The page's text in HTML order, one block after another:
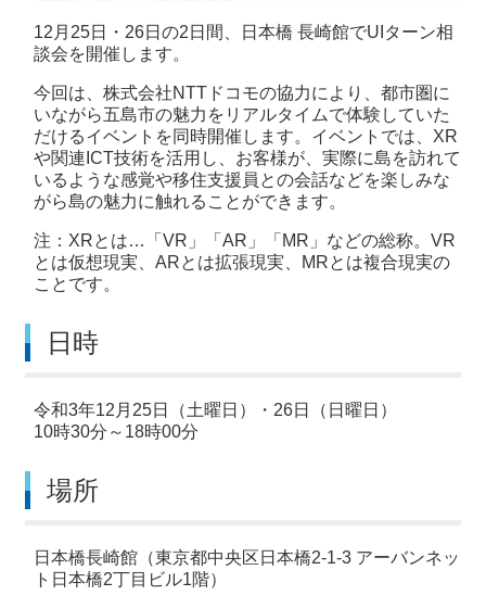
12月25日・26日の2日間、日本橋 長崎館でUIターン相
談会を開催します。
今回は、株式会社NTTドコモの協力により、都市圏に
いながら五島市の魅力をリアルタイムで体験していた
だけるイベントを同時開催します。イベントでは、XR
や関連ICT技術を活用し、お客様が、実際に島を訪れて
いるような感覚や移住支援員との会話などを楽しみな
がら島の魅力に触れることができます。
注：XRとは…「VR」「AR」「MR」などの総称。VR
とは仮想現実、ARとは拡張現実、MRとは複合現実の
ことです。
日時
令和3年12月25日（土曜日）・26日（日曜日）
10時30分～18時00分
場所
日本橋長崎館（東京都中央区日本橋2-1-3 アーバンネッ
ト日本橋2丁目ビル1階）